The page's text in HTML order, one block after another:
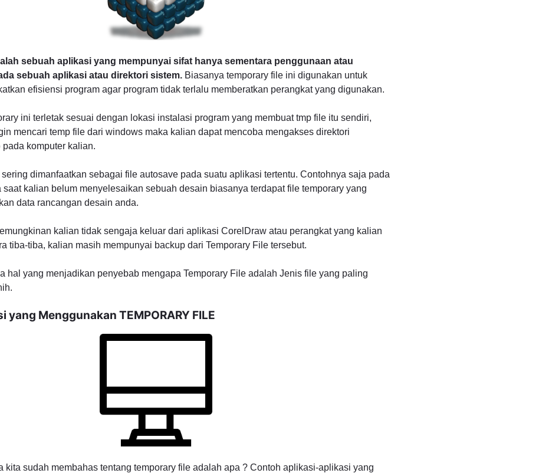
sebuah aplikasi yang mempunyai sifat hanya sementara penggunaan atau
sebuah aplikasi atau direktori sistem. Biasanya temporary file ini digunakan untuk
efisiensi program agar program tidak terlalu memberatkan perangkat yang digunakan.
ini terletak sesuai dengan lokasi instalasi program yang membuat tmp file itu sendiri,
mencari temp file dari windows maka kalian dapat mencoba mengakses direktori
pada komputer kalian.
dimanfaatkan sebagai file autosave pada suatu aplikasi tertentu. Contohnya saja pada
saat kalian belum menyelesaikan sebuah desain biasanya terdapat file temporary yang
data rancangan desain anda.
kalian tidak sengaja keluar dari aplikasi CorelDraw atau perangkat yang kalian
tiba-tiba, kalian masih mempunyai backup dari Temporary File tersebut.
hal yang menjadikan penyebab mengapa Temporary File adalah Jenis file yang paling
yang Menggunakan TEMPORARY FILE
kita sudah membahas tentang temporary file adalah apa ? Contoh aplikasi-aplikasi yang